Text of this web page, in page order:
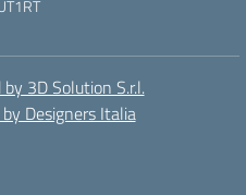
3D Solution S.r.l.
Designers Italia